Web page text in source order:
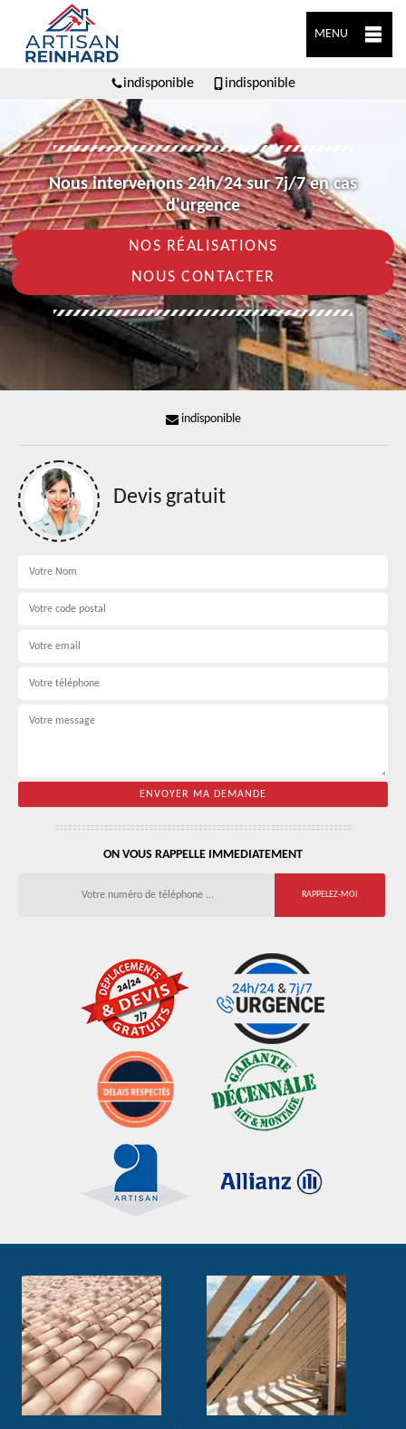
MENU
indisponible indisponible
Nous intervenons 24h/24 sur 7j/7 en cas
d'urgence
NOS RÉALISATIONS
NOUS CONTACTER
indisponible
Devis gratuit
ON VOUS RAPPELLE IMMEDIATEMENT